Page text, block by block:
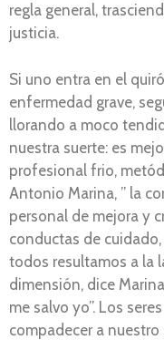
regla general,
justicia.
Si uno entra en el
enfermedad grave,
llorando a moco
nuestra suerte: es
profesional frio,
Antonio Marina, ” la
personal de mejora y
conductas de
todos resultamos a la
dimensión, dice
me salvo yo”. Los
compadecer a